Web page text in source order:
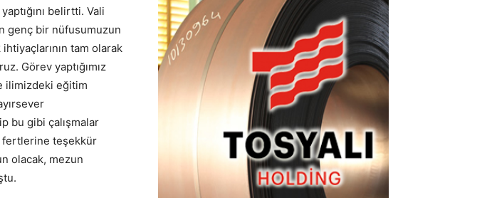
belirtti. Vali
genç bir nüfusumuzun
tam olarak
Görev yaptığımız
ilimizdeki eğitim
bu gibi çalışmalar
fertlerine teşekkür
olacak, mezun